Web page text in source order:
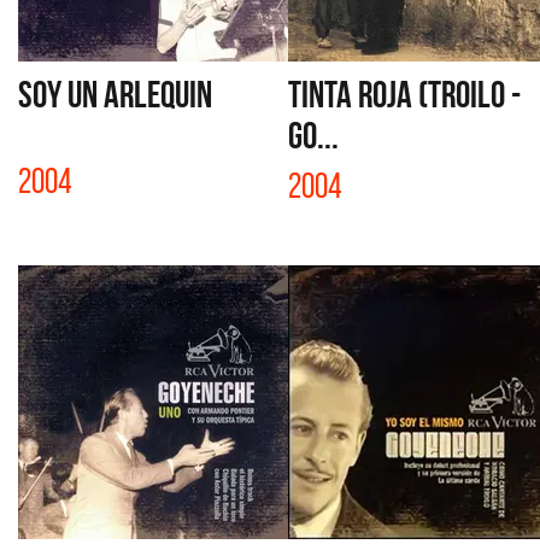
SOY UN ARLEQUIN
2004
TINTA ROJA (TROILO -
GO...
2004